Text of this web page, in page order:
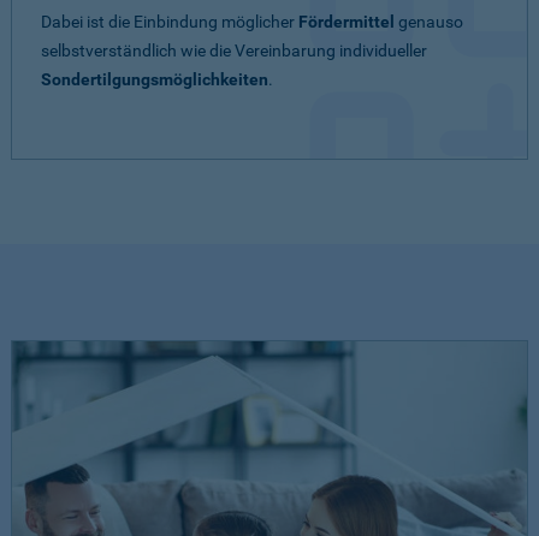
Dabei ist die Einbindung möglicher Fördermittel genauso
selbstverständlich wie die Vereinbarung individueller
Sondertilgungsmöglichkeiten.